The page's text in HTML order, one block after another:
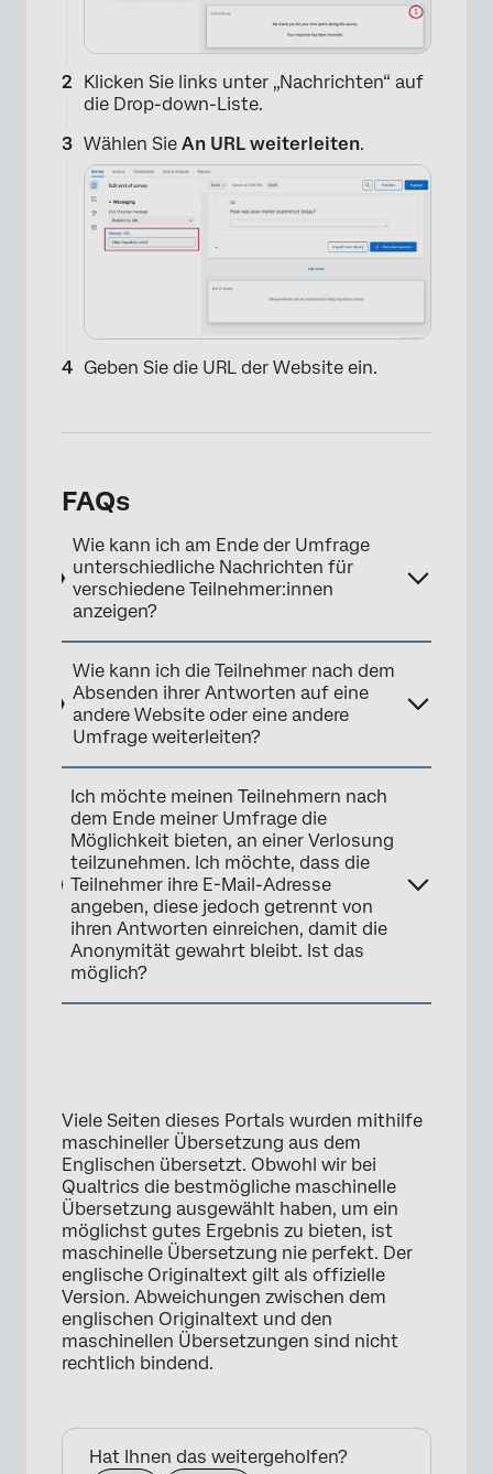
Klicken Sie links unter „Nachrichten“ auf
die Drop-down-Liste.
Wählen Sie An URL weiterleiten.
×
Geben Sie die URL der Website ein.
FAQs
Wie kann ich am Ende der Umfrage
unterschiedliche Nachrichten für
verschiedene Teilnehmer:innen
anzeigen?
Wie kann ich die Teilnehmer nach dem
Absenden ihrer Antworten auf eine
andere Website oder eine andere
Umfrage weiterleiten?
Ich möchte meinen Teilnehmern nach
dem Ende meiner Umfrage die
Möglichkeit bieten, an einer Verlosung
teilzunehmen. Ich möchte, dass die
Teilnehmer ihre E-Mail-Adresse
angeben, diese jedoch getrennt von
ihren Antworten einreichen, damit die
Anonymität gewahrt bleibt. Ist das
möglich?
Viele Seiten dieses Portals wurden mithilfe
maschineller Übersetzung aus dem
Englischen übersetzt. Obwohl wir bei
Qualtrics die bestmögliche maschinelle
Übersetzung ausgewählt haben, um ein
möglichst gutes Ergebnis zu bieten, ist
maschinelle Übersetzung nie perfekt. Der
englische Originaltext gilt als offizielle
Version. Abweichungen zwischen dem
englischen Originaltext und den
maschinellen Übersetzungen sind nicht
rechtlich bindend.
Hat Ihnen das weitergeholfen?